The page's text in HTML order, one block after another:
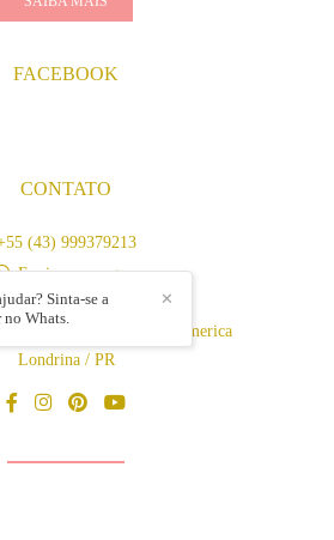
FACEBOOK
CONTATO
(43) 999379213
Enviar mensagem
1860, 11 - Jardim America
Londrina / PR
✕
Sinta-se a
no Whats.